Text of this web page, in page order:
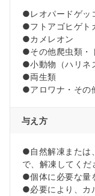
●レオパードゲッ
●フトアゴヒゲト
●カメレオン
●その他爬虫類・
●小動物（ハリネ
●両生類
●アロワナ・その
与え方
●自然解凍または
で、解凍してくだ
●個体に必要な量
●必要により、カ